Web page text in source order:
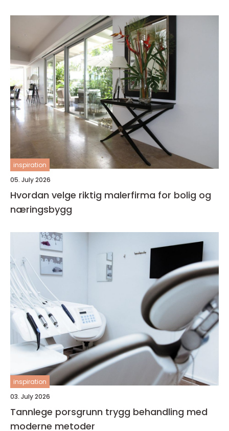
inspiration
05. July 2026
Hvordan velge riktig malerfirma for bolig og
næringsbygg
inspiration
03. July 2026
Tannlege porsgrunn trygg behandling med
moderne metoder